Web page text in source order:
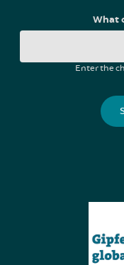
What
Enter the